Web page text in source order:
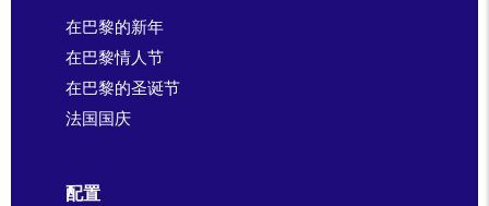
在巴黎的新年
在巴黎情人节
在巴黎的圣诞节
法国国庆
配置